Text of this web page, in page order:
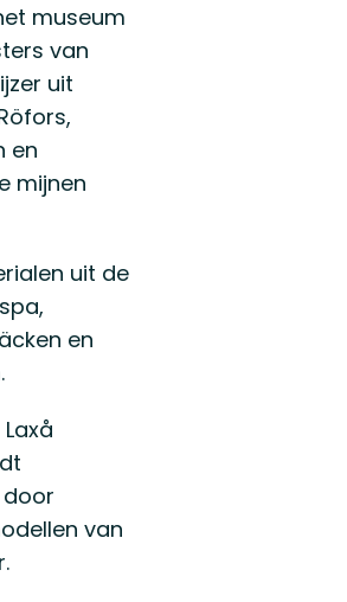
museum
van
uit
en
mijnen
uit de
en
van